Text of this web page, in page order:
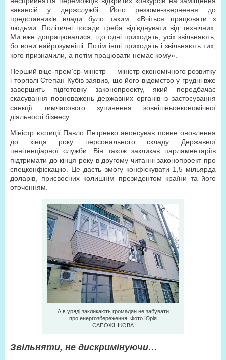
вакансій у держслужбі. Його резюме-звернення до
представників влади було таким: «Вчіться працювати з
людьми. Політичні посади треба від’єднувати від технічних.
Ми вже допрацювалися, що одні приходять, усіх звільняють,
бо вони найрозумніші. Потім інші приходять і звільняють тих,
кого призначили, а потім працювати немає кому».
Перший віце-прем’єр-міністр — міністр економічного розвитку
і торгівлі Степан Кубів заявив, що його відомство у грудні вже
завершить підготовку законопроекту, який передбачає
скасування повноважень державних органів із застосування
санкції тимчасового зупинення зовнішньоекономічної
діяльності бізнесу.
Міністр юстиції Павло Петренко анонсував повне оновлення
до кінця року персонального складу Державної
пенітенціарної служби. Він також закликав парламентаріїв
підтримати до кінця року в другому читанні законопроект про
спецконфіскацію. Це дасть змогу конфіскувати 1,5 мільярда
доларів, присвоєних колишнім президентом країни та його
оточенням.
А в уряді закликають громадян не забувати
про енергозбереження. Фото Юрія
САПОЖНІКОВА
Звільняти, не дискримінуючи…